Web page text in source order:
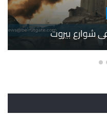
شوارع بيروت